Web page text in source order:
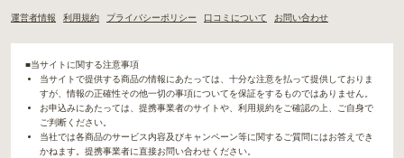
運営者情報 利用規約 プライバシーポリシー 口コミについて お問い合わせ
■当サイトに関する注意事項
当サイトで提供する商品の情報にあたっては、十分な注意を払って提供しておりま
すが、情報の正確性その他一切の事項についてを保証をするものではありません。
お申込みにあたっては、提携事業者のサイトや、利用規約をご確認の上、ご自身で
ご判断ください。
当社では各商品のサービス内容及びキャンペーン等に関するご質問にはお答えでき
かねます。提携事業者に直接お問い合わせください。